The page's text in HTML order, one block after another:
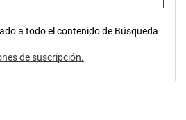
a todo el contenido de Búsqueda
de suscripción.